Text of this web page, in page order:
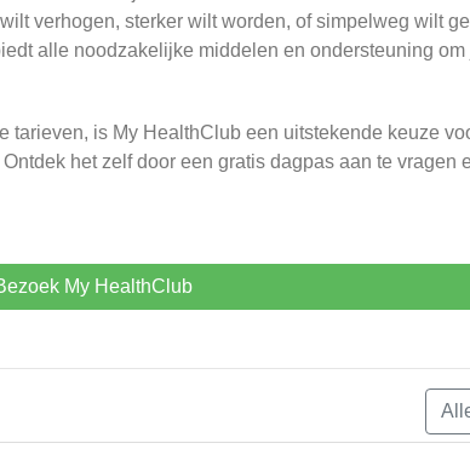
verhogen, sterker wilt worden, of simpelweg wilt
alle noodzakelijke middelen en ondersteuning om
tarieven, is My HealthClub een uitstekende keuze
het zelf door een gratis dagpas aan te vragen
My HealthClub